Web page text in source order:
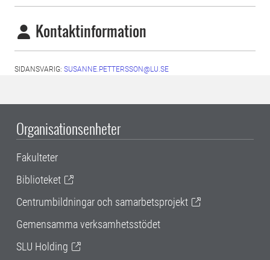
Kontaktinformation
SIDANSVARIG: SUSANNE.PETTERSSON@LU.SE
Organisationsenheter
Fakulteter
Biblioteket
Centrumbildningar och samarbetsprojekt
Gemensamma verksamhetsstödet
SLU Holding